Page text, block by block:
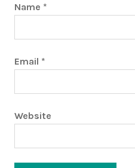
Name *
Email *
Website